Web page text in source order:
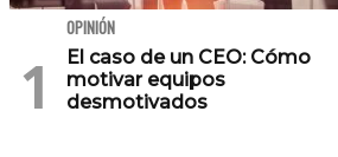
OPINIÓN
El caso de un CEO: Cómo
motivar equipos
desmotivados